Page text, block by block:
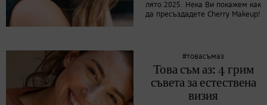
лято 2025. Нека Ви покажем как
да пресъздадете Cherry Makeup!
#товасъмаз
Това съм аз: 4 грим
съвета за естествена
визия